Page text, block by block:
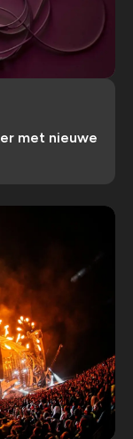
met nieuwe